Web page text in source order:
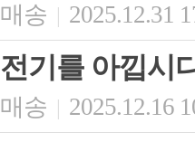
매송 | 2025.12.31
전기를 아낍시
매송 | 2025.12.16